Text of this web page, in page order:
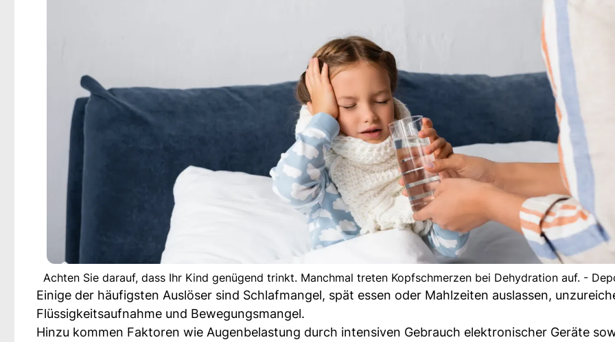
Achten Sie darauf, dass Ihr Kind genügend trinkt. Manchmal treten Kopfschmerzen bei Dehydration auf. -
Einige der häufigsten Auslöser sind Schlafmangel, spät essen oder Mahlzeiten auslassen,
Flüssigkeitsaufnahme und Bewegungsmangel.
Hinzu kommen Faktoren wie Augenbelastung durch intensiven Gebrauch elektronischer Geräte